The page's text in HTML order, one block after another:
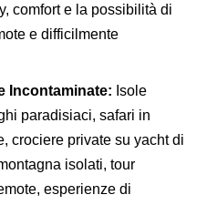
comfort e la possibilità di
e difficilmente
Incontaminate: Isole
paradisiaci, safari in
crociere private su yacht di
isolati, tour
esperienze di